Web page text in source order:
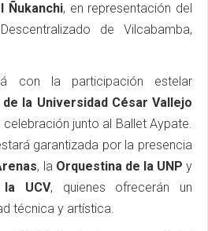
Ñukanchi, en representación del
de Vilcabamba,
con la participación estelar
de la Universidad César Vallejo
junto al Ballet Aypate.
garantizada por la presencia
, la Orquestina de la UNP y
UCV, quienes ofrecerán un
técnica y artística.